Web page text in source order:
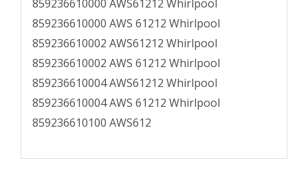
859236610000 AWS61212 Whirlpool
859236610000 AWS 61212 Whirlpool
859236610002 AWS61212 Whirlpool
859236610002 AWS 61212 Whirlpool
859236610004 AWS61212 Whirlpool
859236610004 AWS 61212 Whirlpool
859236610100 AWS612